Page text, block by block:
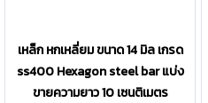
เหล็ก หกเหลี่ยม ขนาด 14 มิล เกรด
ss400 Hexagon steel bar แบ่ง
ขายความยาว 10 เซนติเมตร